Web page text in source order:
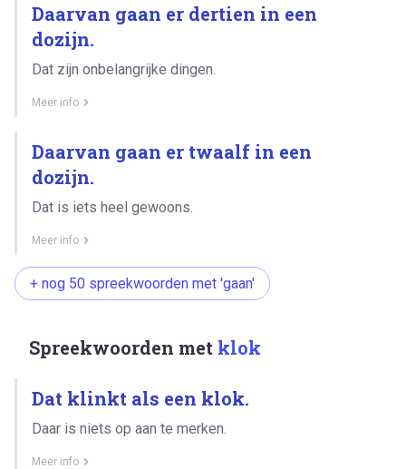
Daarvan gaan er dertien in een
dozijn.
Dat zijn onbelangrijke dingen.
Meer info
Daarvan gaan er twaalf in een
dozijn.
Dat is iets heel gewoons.
Meer info
+ nog 50 spreekwoorden met 'gaan'
Spreekwoorden met klok
Dat klinkt als een klok.
Daar is niets op aan te merken.
Meer info